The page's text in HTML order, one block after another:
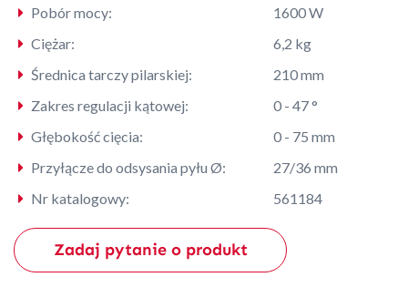
Pobór mocy:
1600 W
Ciężar:
6,2 kg
Średnica tarczy pilarskiej:
210 mm
Zakres regulacji kątowej:
0 - 47 °
Głębokość cięcia:
0 - 75 mm
Przyłącze do odsysania pyłu Ø:
27/36 mm
Nr katalogowy:
561184
Zadaj pytanie o produkt